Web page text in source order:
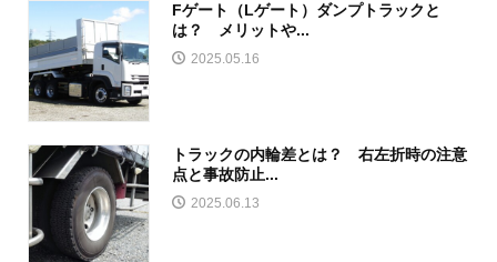
Fゲート（Lゲート）ダンプトラックと
は？ メリットや...
2025.05.16
トラックの内輪差とは？ 右左折時の注意
点と事故防止...
2025.06.13